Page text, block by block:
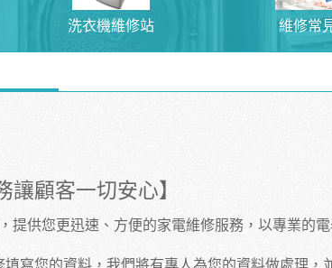
洗衣機維修站 維修常
讓顧客一切安心】
提供您更迅速、方便的家電維修服務，以專業的
寫您的資料，我們將有專人為您的資料做處理，